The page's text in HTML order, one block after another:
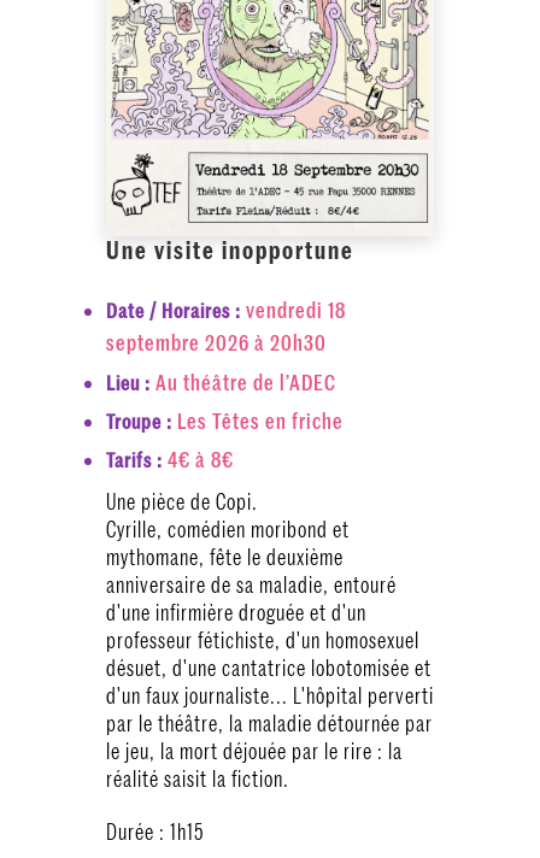
Une visite inopportune
Date / Horaires : vendredi 18
septembre 2026 à 20h30
Lieu : Au théâtre de l’ADEC
Troupe : Les Têtes en friche
Tarifs : 4€ à 8€
Une pièce de Copi.
Cyrille, comédien moribond et
mythomane, fête le deuxième
anniversaire de sa maladie, entouré
d'une infirmière droguée et d'un
professeur fétichiste, d'un homosexuel
désuet, d'une cantatrice lobotomisée et
d'un faux journaliste... L'hôpital perverti
par le théâtre, la maladie détournée par
le jeu, la mort déjouée par le rire : la
réalité saisit la fiction.
Durée : 1h15